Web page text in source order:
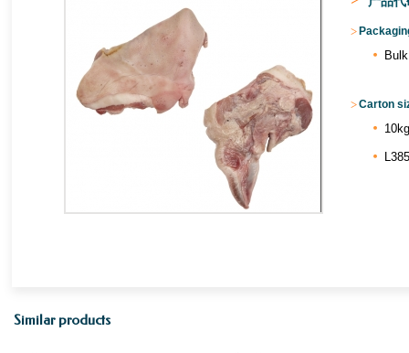
>
Bulk
>Carton
Similar products